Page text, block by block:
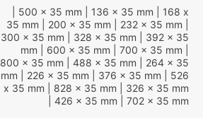
| 500 x 35 mm | 136 x 35 mm | 168 x
35 mm | 200 x 35 mm | 232 x 35 mm
300 x 35 mm | 328 x 35 mm | 392 x 35
mm | 600 x 35 mm | 700 x 35 mm
800 x 35 mm | 488 x 35 mm | 264 x 35
mm | 226 x 35 mm | 376 x 35 mm | 526
x 35 mm | 828 x 35 mm | 326 x 35 mm
| 426 x 35 mm | 702 x 35 mm